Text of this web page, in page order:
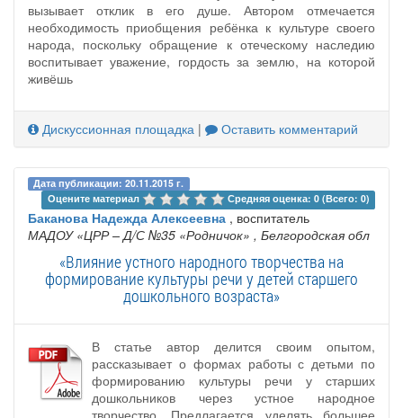
вызывает отклик в его душе. Автором отмечается
необходимость приобщения ребёнка к культуре своего
народа, поскольку обращение к отеческому наследию
воспитывает уважение, гордость за землю, на которой
живёшь
Дискуссионная площадка | Оставить комментарий
Дата публикации: 20.11.2015 г.
Оцените материал
Средняя оценка: 0 (Всего: 0)
Баканова Надежда Алексеевна , воспитатель
МАДОУ «ЦРР – Д/С №35 «Родничок» , Белгородская обл
«Влияние устного народного творчества на
формирование культуры речи у детей старшего
дошкольного возраста»
В статье автор делится своим опытом,
рассказывает о формах работы с детьми по
формированию культуры речи у старших
дошкольников через устное народное